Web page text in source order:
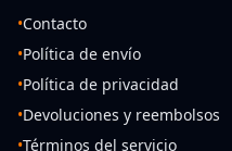
•Contacto
•Política de envío
•Política de privacidad
•Devoluciones y reembolsos
•Términos del servicio